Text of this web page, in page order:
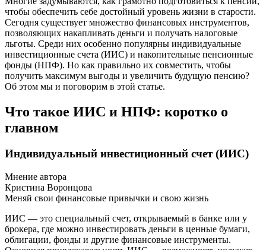
чтобы обеспечить себе достойный уровень жизни в старости.
Сегодня существует множество финансовых инструментов,
позволяющих накапливать деньги и получать налоговые
льготы. Среди них особенно популярны индивидуальные
инвестиционные счета (ИИС) и накопительные пенсионные
фонды (НПФ). Но как правильно их совместить, чтобы
получить максимум выгоды и увеличить будущую пенсию?
Об этом мы и поговорим в этой статье.
Что такое ИИС и НПФ: коротко о
главном
Индивидуальный инвестиционный счет (ИИС)
Мнение автора
Кристина Воронцова
Меняй свои финансовые привычки и свою жизнь
ИИС — это специальный счет, открываемый в банке или у
брокера, где можно инвестировать деньги в ценные бумаги,
облигации, фонды и другие финансовые инструменты.